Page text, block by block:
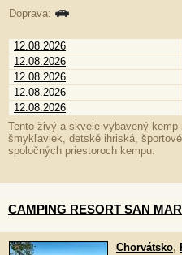
Doprava:
12.08.2026
12.08.2026
12.08.2026
12.08.2026
12.08.2026
Tento živý a skvele vybavený
šmykľaviek, detské ihriská,
spoločných priestoroch kempu.
CAMPING RESORT SAN
Chorvátsko,